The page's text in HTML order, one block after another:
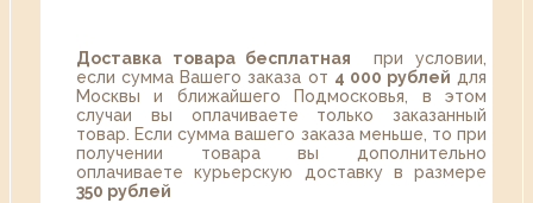
Доставка товара бесплатная при условии,
если сумма Вашего заказа от 4 000 рублей для
Москвы и ближайшего Подмосковья, в этом
случаи вы оплачиваете только заказанный
товар. Если сумма вашего заказа меньше, то при
получении товара вы дополнительно
оплачиваете курьерскую доставку в размере
350 рублей